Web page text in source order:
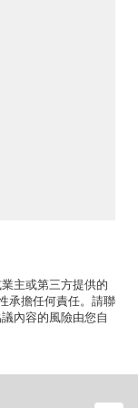
主或第三方提供的
承擔任何責任。請聯
內容的風險由您自